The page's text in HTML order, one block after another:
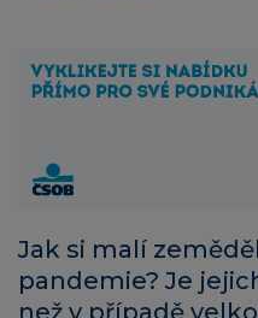
Jak si malí
pandemie? Je
než v případě